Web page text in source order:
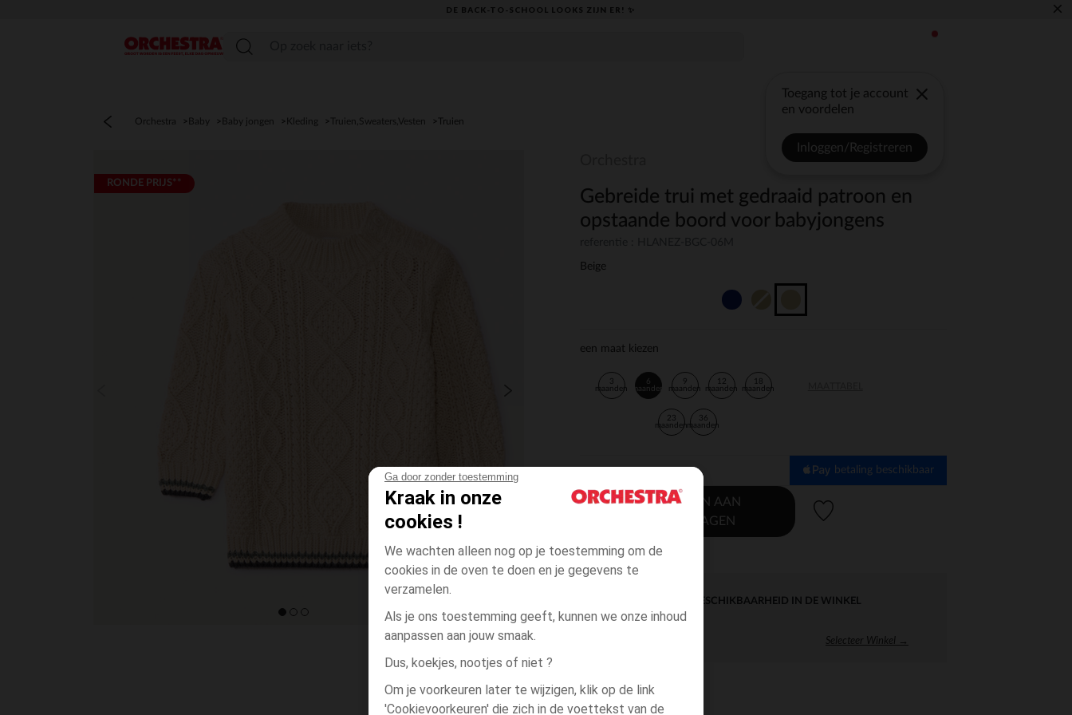
Ga door zonder toestemming
Kraak in onze
cookies !
We wachten alleen nog op je toestemming om de
cookies in de oven te doen en je gegevens te
verzamelen.
Als je ons toestemming geeft, kunnen we onze inhoud
aanpassen aan jouw smaak.
Dus, koekjes, nootjes of niet ?
Om je voorkeuren later te wijzigen, klik op de link
'Cookievoorkeuren' die zich in de voettekst van de
DE BACK-TO-SCHOOL LOOKS ZIJN ER! ✨ ×
menu
Toegang tot je account
en voordelen
Inloggen/Registreren
Orchestra Baby Baby jongen Kleding Truien,Sweaters,Vesten Truien
RONDE PRIJS**
Gebreide trui met gedraaid patroon en
opstaande boord voor babyjongens
Beige
een maat kiezen
3
maanden
6
maanden
9
maanden
12
maanden
18
maanden
23
maanden
36
maanden
betaling beschikbaar
TOEVOEGEN AAN
WINKELWAGEN
DIRECTE BESCHIKBAARHEID IN DE WINKEL
Selecteer Winkel →